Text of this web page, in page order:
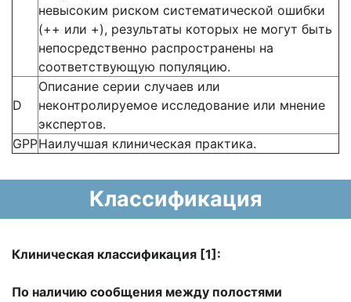
невысоким риском систематической ошибки
(++ или +), результаты которых не могут быть
непосредственно распространены на
соответствующую популяцию.
D
Описание серии случаев или
неконтролируемое исследование или мнение
экспертов.
GPPНаилучшая клиническая практика.
Классификация
Клиническая классификация [1]:
По наличию сообщения между полостями